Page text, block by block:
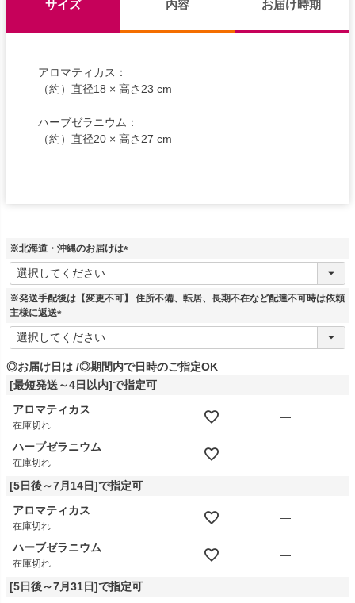
サイズ 内容 お届け時期
アロマティカス：
（約）直径18 × 高さ23 cm
ハーブゼラニウム：
（約）直径20 × 高さ27 cm
※北海道・沖縄のお届けは
(
須
※発送手配後は【変更不可】 住所不備、転居、長期不在など配達不可時は依頼
主様に返送
(
必
)
◎お届け日は ◎期間内で日時のご指定OK
[最短発送～4日以内]で指定可
アロマティカス
在庫切れ
—
ハーブゼラニウム
在庫切れ
—
[5日後～7月14日]で指定可
アロマティカス
在庫切れ
—
ハーブゼラニウム
在庫切れ
—
[5日後～7月31日]で指定可